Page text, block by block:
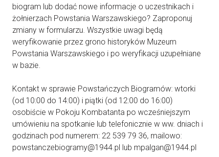
biogram lub dodać nowe informacje o uczestnikach i
żołnierzach Powstania Warszawskiego? Zaproponuj
zmiany w formularzu. Wszystkie uwagi będą
weryfikowanie przez grono historyków Muzeum
Powstania Warszawskiego i po weryfikacji uzupełniane
w bazie.
Kontakt w sprawie Powstańczych Biogramów: wtorki
(od 10:00 do 14:00) i piątki (od 12:00 do 16:00)
osobiście w Pokoju Kombatanta po wcześniejszym
umówieniu na spotkanie lub telefonicznie w ww. dniach i
godzinach pod numerem: 22 539 79 36, mailowo:
powstanczebiogramy@1944.pl lub mpalgan@1944.pl